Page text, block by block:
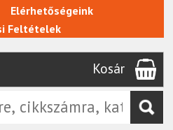
Elérhetőségeink
Feltételek
Kosár